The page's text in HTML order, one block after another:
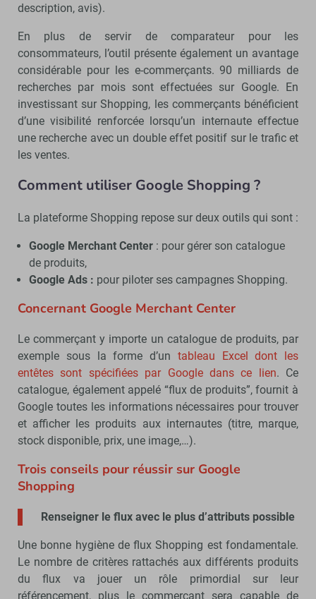
description, avis).
En plus de servir de comparateur pour les
consommateurs, l’outil présente également un avantage
considérable pour les e-commerçants. 90 milliards de
recherches par mois sont effectuées sur Google. En
investissant sur Shopping, les commerçants bénéficient
d’une visibilité renforcée lorsqu’un internaute effectue
une recherche avec un double effet positif sur le trafic et
les ventes.
Comment utiliser Google Shopping ?
La plateforme Shopping repose sur deux outils qui sont :
Google Merchant Center: pour gérer son catalogue
de produits,
Google Ads : pour piloter ses campagnes Shopping.
Concernant Google Merchant Center
Le commerçant y importe un catalogue de produits, par
exemple sous la forme d’un tableau Excel dont les
entêtes sont spécifiées par Google dans ce lien. Ce
catalogue, également appelé “flux de produits”, fournit à
Google toutes les informations nécessaires pour trouver
et afficher les produits aux internautes (titre, marque,
stock disponible, prix, une image,…).
Trois conseils pour réussir sur Google
Shopping
Renseigner le flux avec le plus d’attributs possible
Une bonne hygiène de flux Shopping est fondamentale.
Le nombre de critères rattachés aux différents produits
du flux va jouer un rôle primordial sur leur
référencement, plus le commerçant sera capable de